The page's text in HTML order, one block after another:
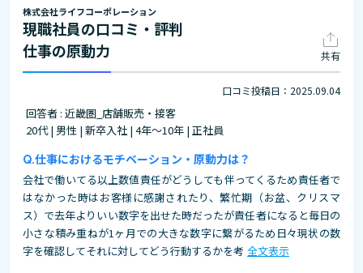
株式会社ライフコーポレーション
現職社員の口コミ・評判
仕事の原動力
共有
口コミ投稿日：2025.09.04
回答者 : 近畿圏_店舗販売・接客
20代 | 男性 | 新卒入社 | 4年～10年 | 正社員
仕事におけるモチベーション・原動力は？
会社で働いてる以上数値責任がどうしても伴ってくるため責任者で
はなかった時はお客様に感謝されたり、繁忙期（お盆、クリスマ
ス）で去年よりいい数字を出せた時だったが責任者になると毎日の
小さな積み重ねが1ヶ月での大きな数字に繋がるため日々現状の数
字を確認してそれに対してどう行動するかを考 全文表示